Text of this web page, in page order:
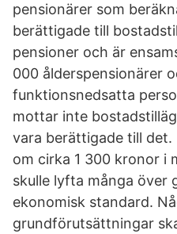
pensionärer som
berättigade till
pensioner och är
000 ålderspensionärer
funktionsnedsatta
mottar inte
vara berättigade till
om cirka 1 300 kronor i
skulle lyfta många över
ekonomisk standard.
grundförutsättningar